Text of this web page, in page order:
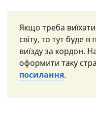
Якщо треба
світу, то тут буде в
виїзду за кордон.
оформити таку
посилання.